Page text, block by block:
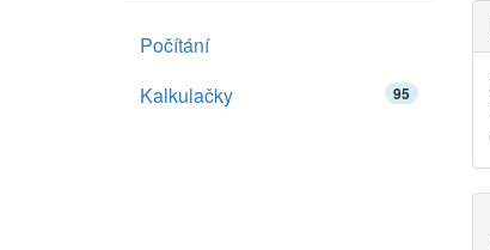
Počítání
Kalkulačky
95